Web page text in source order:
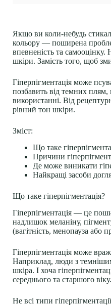
Якщо ви коли-небудь
кольору — поширена
впевненість та самооцінку.
шкіри. Замість того, щоб
Гіперпігментація може
позбавить від темних плям,
використанні. Від
рівний тон шкіри.
Зміст:
Що таке
Причини
Де може виникати
Найкращі засоби
Що таке гіперпігментація?
Гіперпігментація — це
надлишок меланіну,
(вагітність, менопауза
Гіперпігментація може
Наприклад, люди з
шкіра. І хоча
середнього та старшого віку.
Не всі типи